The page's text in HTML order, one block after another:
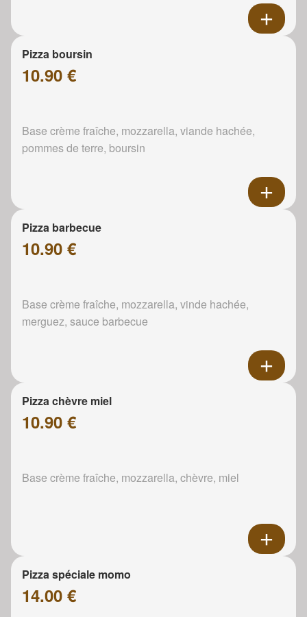
Pizza boursin
10.90 €
Base crème fraîche, mozzarella, viande hachée,
pommes de terre, boursin
Pizza barbecue
10.90 €
Base crème fraîche, mozzarella, vinde hachée,
merguez, sauce barbecue
Pizza chèvre miel
10.90 €
Base crème fraîche, mozzarella, chèvre, miel
Pizza spéciale momo
14.00 €